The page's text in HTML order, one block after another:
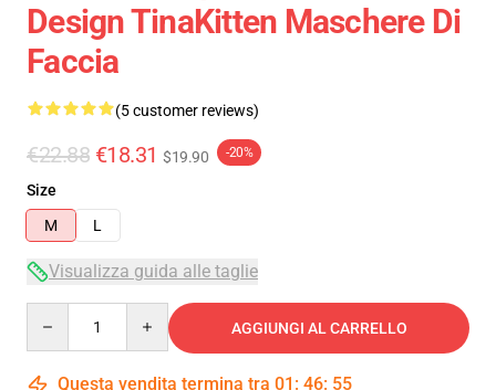
Design TinaKitten Maschere Di
Faccia
(5 customer reviews)
€22.88 €18.31 $19.90 -20%
Size
M
L
Visualizza guida alle taglie
AGGIUNGI AL CARRELLO
Questa vendita termina tra 01 : 46: 54